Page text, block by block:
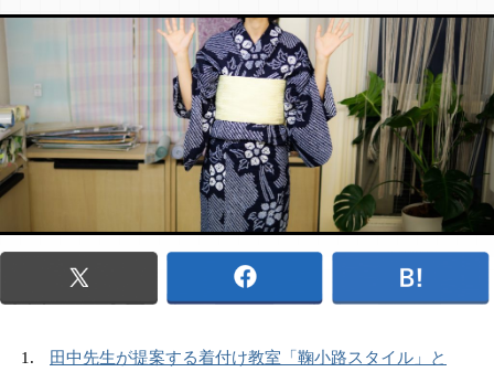
田中先生が提案する着付け教室「鞠小路スタイル」と